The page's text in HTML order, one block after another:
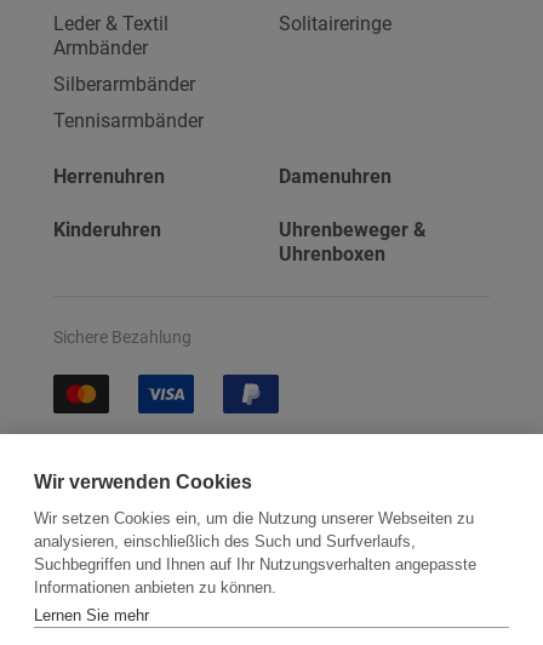
Leder & Textil
Armbänder
Silberarmbänder
Tennisarmbänder
Solitaireringe
Herrenuhren Damenuhren
Kinderuhren
Uhrenbeweger &
Uhrenboxen
Sichere Bezahlung
Kontakt Newsletter Partner
Versand
Wir verwenden Cookies
Wir setzen Cookies ein, um die Nutzung unserer Webseiten zu
analysieren, einschließlich des Such und Surfverlaufs,
Suchbegriffen und Ihnen auf Ihr Nutzungsverhalten angepasste
Informationen anbieten zu können.
Lernen Sie mehr